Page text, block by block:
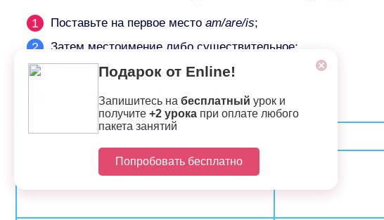
Поставьте на первое место am/are/is;​
Затем местоимение либо существительное;
Глагол с окончанием-ing;
Все остальные слова предложения.
Подарок от Enline!
Запишитесь на бесплатный урок и
получите +2 урока при оплате любого
пакета занятий
Попробовать бесплатно